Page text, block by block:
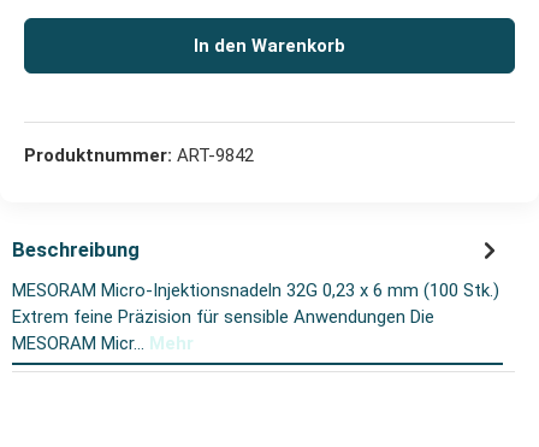
In den Warenkorb
Produktnummer: ART-9842
Beschreibung
MESORAM Micro-Injektionsnadeln 32G 0,23 x 6 mm (100 Stk.)
Extrem feine Präzision für sensible Anwendungen Die
MESORAM Micr… Mehr